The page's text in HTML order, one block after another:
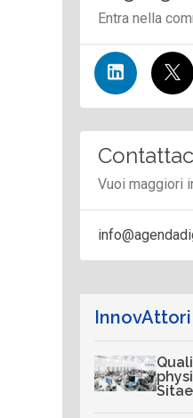
Entra nella
Vuoi maggiori
InnovAttori